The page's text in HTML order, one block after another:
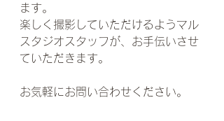
ます。
楽しく撮影していただけるようマル
スタジオスタッフが、お手伝いさせ
ていただきます。
お気軽にお問い合わせください。